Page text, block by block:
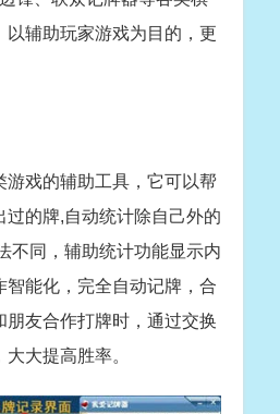
以辅助玩家游戏为目的，更
游戏的辅助工具，它可以帮
过的牌,自动统计除自己外的
不同，辅助统计功能显示内
智能化，完全自动记牌，合
朋友合作打牌时，通过交换
大提高胜率。